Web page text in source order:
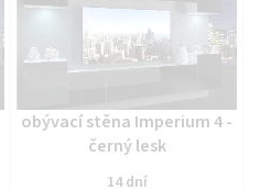
Průměrné
hodnocení
produktu
obývací stěna Imperium 4 -
černý lesk
14 dní